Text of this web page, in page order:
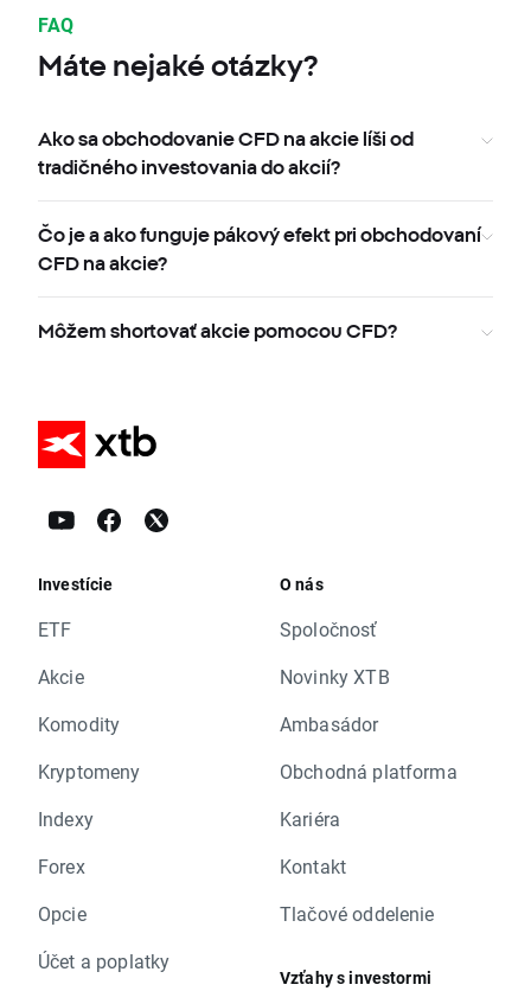
FAQ
Máte nejaké otázky?
Ako sa obchodovanie CFD na akcie líši od
tradičného investovania do akcií?
Čo je a ako funguje pákový efekt pri obchodovaní
CFD na akcie?
Môžem shortovať akcie pomocou CFD?
Investície
ETF
Akcie
Komodity
Kryptomeny
Indexy
Forex
Opcie
Účet a poplatky
O nás
Spoločnosť
Novinky XTB
Ambasádor
Obchodná platforma
Kariéra
Kontakt
Tlačové oddelenie
Vzťahy s investormi